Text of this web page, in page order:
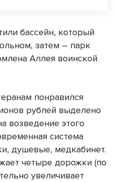
бассейн, который
затем – парк
Аллея воинской
понравился
рублей выделено
возведение этого
система
душевые, медкабинет.
четыре дорожки (по
увеличивает